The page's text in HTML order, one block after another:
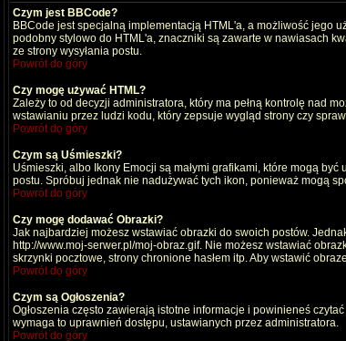
Czym jest BBCode?
BBCode jest specjalną implementacją HTML'a, a możliwość jego
podobny stylowo do HTML'a, znaczniki są zawarte w nawiasach
ze strony wysyłania postu.
Powrót do góry
Czy mogę używać HTML?
Zależy to od decyzji administratora, który ma pełną kontrolę nad
wstawianiu przez ludzi kodu, który zepsuje wygląd strony czy
Powrót do góry
Czym są Uśmieszki?
Uśmieszki, albo Ikony Emocji są małymi grafikami, które mogą
postu. Spróbuj jednak nie nadużywać tych ikon, ponieważ mogą
Powrót do góry
Czy mogę dodawać Obrazki?
Jak najbardziej możesz wstawiać obrazki do swoich postów.
http://www.moj-serwer.pl/moj-obraz.gif. Nie możesz wstawiać
skrzynki pocztowe, strony chronione hasłem itp. Aby wstawić
Powrót do góry
Czym są Ogłoszenia?
Ogłoszenia często zawierają istotne informacje i powinieneś
wymaga to uprawnień dostępu, ustawianych przez administratora.
Powrót do góry